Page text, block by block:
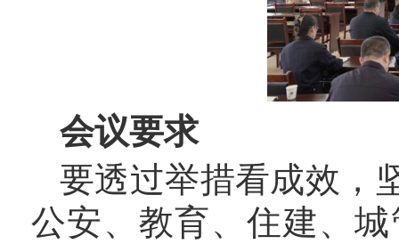
会议要求
要透过举措看成效，
公安、教育、住建、